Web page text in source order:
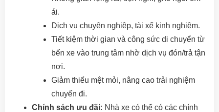
ái.
Dịch vụ chuyên nghiệp, tài xế kinh nghiệm.
Tiết kiệm thời gian và công sức di chuyển từ
bến xe vào trung tâm nhờ dịch vụ đón/trả tận
nơi.
Giảm thiểu mệt mỏi, nâng cao trải nghiệm
chuyến đi.
Chính sách ưu đãi: Nhà xe có thể có các chính